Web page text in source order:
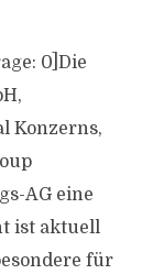
0]Die
Konzerns,
AG eine
ist aktuell
für